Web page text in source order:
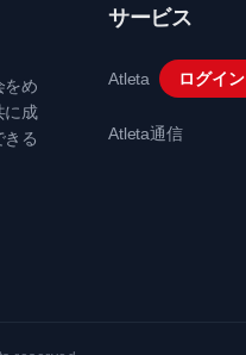
をめ
に成
る
サービス
Atleta ログイン
Atleta通信